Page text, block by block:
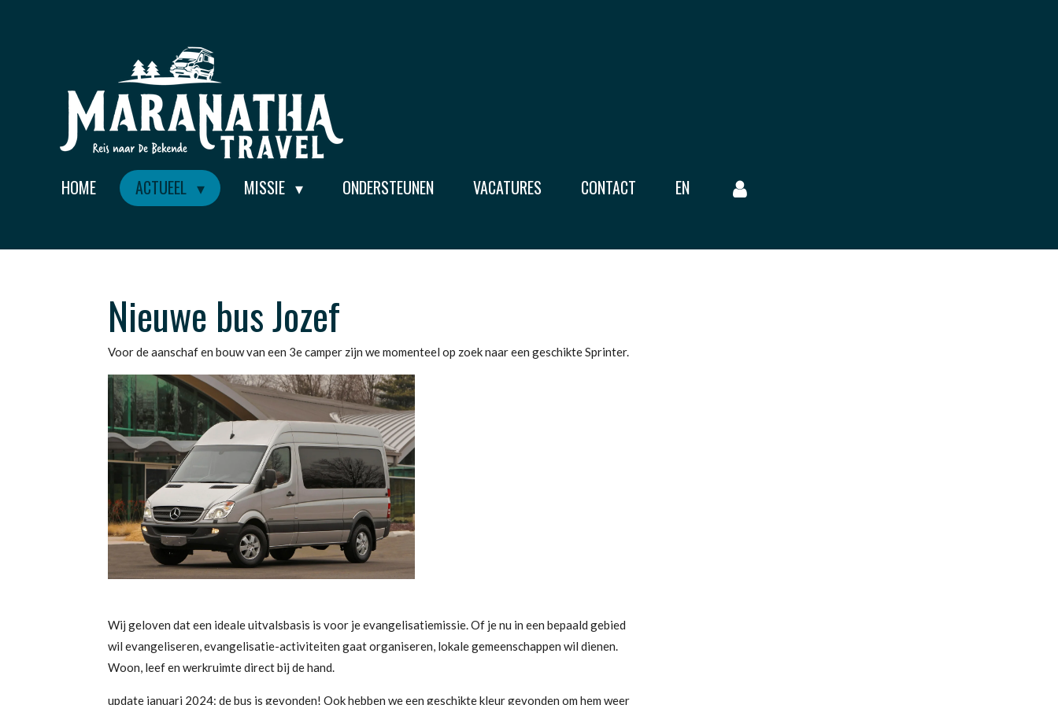
hoofdinhoud
HOME ACTUEEL MISSIE ONDERSTEUNEN VACATURES CONTACT EN
Nieuwe bus Jozef
Voor de aanschaf en bouw van een 3e camper zijn we momenteel op zoek naar een geschikte Sprinter.
Wij geloven dat een ideale uitvalsbasis is voor je evangelisatiemissie. Of je nu in een bepaald gebied
wil evangeliseren, evangelisatie-activiteiten gaat organiseren, lokale gemeenschappen wil dienen.
Woon, leef en werkruimte direct bij de hand.
update januari 2024: de bus is gevonden! Ook hebben we een geschikte kleur gevonden om hem weer